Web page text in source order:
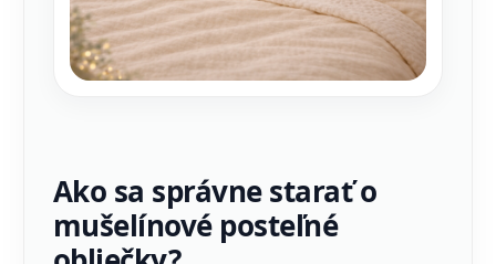
Ako sa správne starať o
mušelínové posteľné